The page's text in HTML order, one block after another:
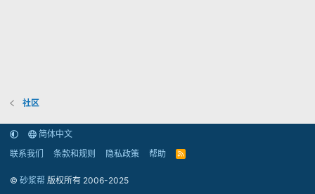
社区
简体中文
联系我们
条款和规则 隐私政策 帮助
R
© 砂浆帮 版权所有 2006-2025